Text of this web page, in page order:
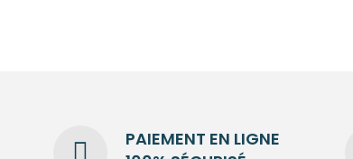
PAIEMENT EN LIGNE